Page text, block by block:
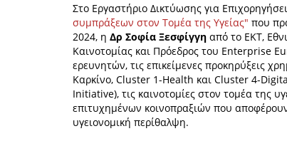
Στο Εργαστήριο Δικτύωσης για
συμπράξεων στον Τομέα της Υγείας" που
2024, η Δρ Σοφία Ξεσφίγγη από το ΕΚΤ,
Καινοτομίας και Πρόεδρος του Enterprise
ερευνητών, τις επικείμενες προκηρύξεις
Καρκίνο, Cluster 1-Health και Cluster 4-
Initiative), τις καινοτομίες στον τομέα της
επιτυχημένων κοινοπραξιών που
υγειονομική περίθαλψη.